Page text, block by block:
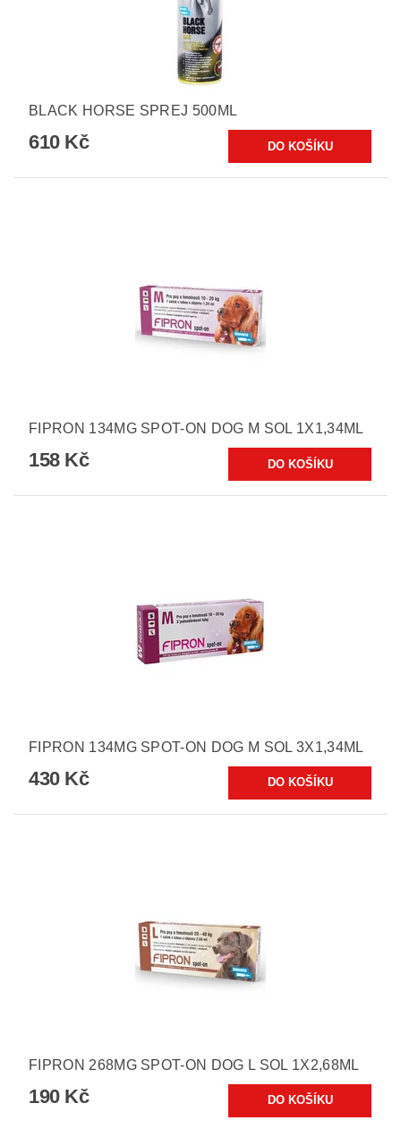
BLACK HORSE SPREJ 500ML
610 Kč
FIPRON 134MG SPOT-ON DOG M SOL 1X1,34ML
158 Kč
FIPRON 134MG SPOT-ON DOG M SOL 3X1,34ML
430 Kč
FIPRON 268MG SPOT-ON DOG L SOL 1X2,68ML
190 Kč